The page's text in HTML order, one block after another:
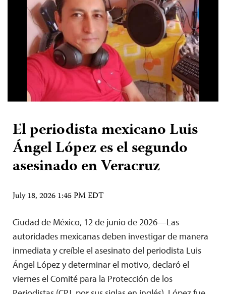
El periodista mexicano Luis
Ángel López es el segundo
asesinado en Veracruz
July 18, 2026 1:45 PM EDT
Ciudad de México, 12 de junio de 2026—Las
autoridades mexicanas deben investigar de manera
inmediata y creíble el asesinato del periodista Luis
Ángel López y determinar el motivo, declaró el
viernes el Comité para la Protección de los